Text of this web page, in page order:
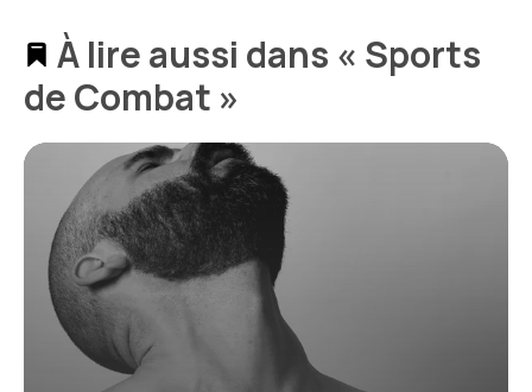
À lire aussi dans « Sports
de Combat »